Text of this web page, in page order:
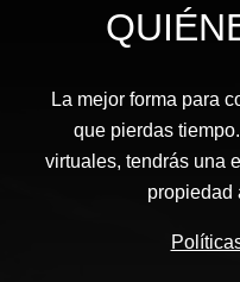
La mejor forma para
que pierdas
virtuales, tendrás una
propiedad